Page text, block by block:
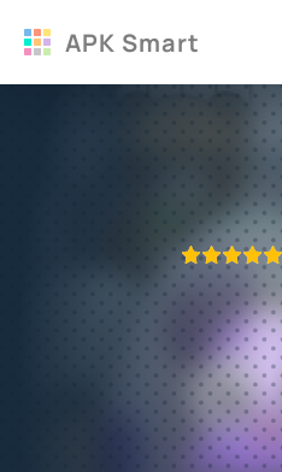
APK Smart
Взломанный Moy